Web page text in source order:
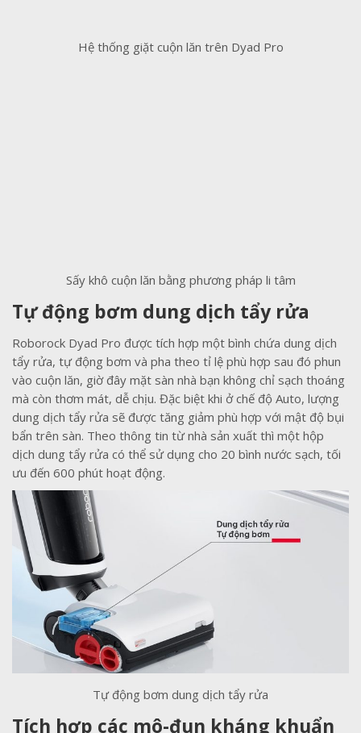
Hệ thống giặt cuộn lăn trên Dyad Pro
Sấy khô cuộn lăn bằng phương pháp li tâm
Tự động bơm dung dịch tẩy rửa
Roborock Dyad Pro được tích hợp một bình chứa dung dịch
tẩy rửa, tự động bơm và pha theo tỉ lệ phù hợp sau đó phun
vào cuộn lăn, giờ đây mặt sàn nhà bạn không chỉ sạch thoáng
mà còn thơm mát, dễ chịu. Đặc biệt khi ở chế độ Auto, lượng
dung dịch tẩy rửa sẽ được tăng giảm phù hợp với mật độ bụi
bẩn trên sàn. Theo thông tin từ nhà sản xuất thì một hộp
dịch dung tẩy rửa có thể sử dụng cho 20 bình nước sạch, tối
ưu đến 600 phút hoạt động.
Tự động bơm dung dịch tẩy rửa
Tích hợp các mô-đun kháng khuẩn